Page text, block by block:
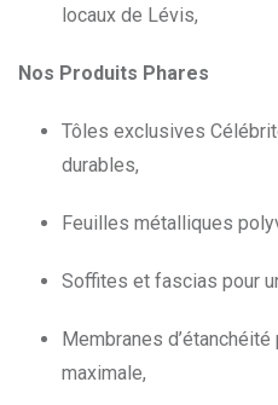
locaux de Lévis,
Nos Produits Phares
Tôles exclusives
durables,
Feuilles métalliques
Soffites et fascias pour
Membranes
maximale,